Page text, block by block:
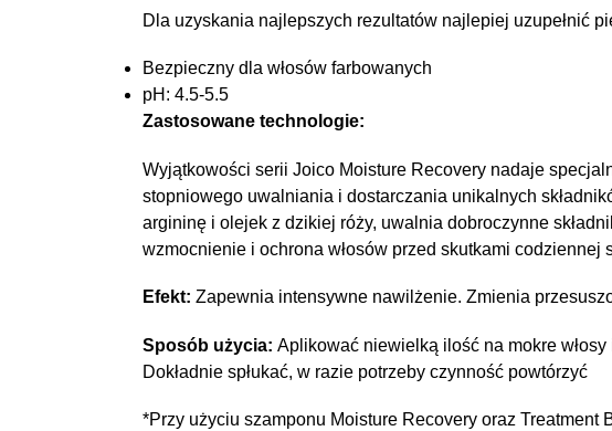
Dla uzyskania najlepszych rezultatów najlepiej uzupełnić
Bezpieczny dla włosów farbowanych
pH: 4.5-5.5
Zastosowane technologie:
Wyjątkowości serii Joico Moisture Recovery nadaje
stopniowego uwalniania i dostarczania unikalnych
argininę i olejek z dzikiej róży, uwalnia dobroczynne
wzmocnienie i ochrona włosów przed skutkami codziennej
Efekt: Zapewnia intensywne nawilżenie. Zmienia
Sposób użycia: Aplikować niewielką ilość na mokre
Dokładnie spłukać, w razie potrzeby czynność powtórzyć
*Przy użyciu szamponu Moisture Recovery oraz